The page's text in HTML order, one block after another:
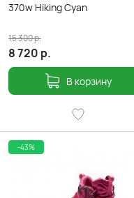
370w Hiking Cyan
8 720 р.
15 300р.
В корзину
-43%